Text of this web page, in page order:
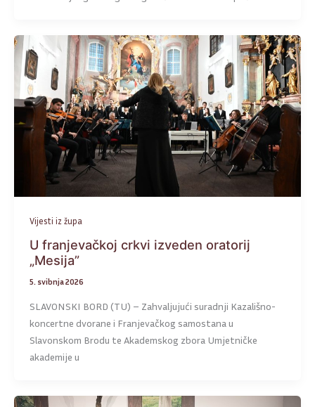
Vijesti iz župa
U franjevačkoj crkvi izveden oratorij
„Mesija”
5. svibnja 2026
SLAVONSKI BORD (TU) – Zahvaljujući suradnji Kazališno-
koncertne dvorane i Franjevačkog samostana u
Slavonskom Brodu te Akademskog zbora Umjetničke
akademije u